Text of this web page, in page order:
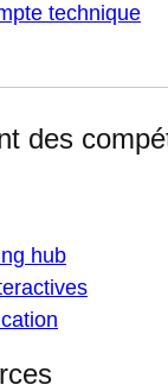
technique
des
hub